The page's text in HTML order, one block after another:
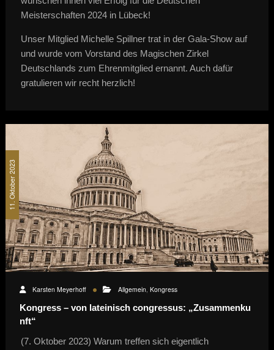
Meisterschaften 2024 in Lübeck!
Unser Mitglied Michelle Spillner trat in der Gala-Show auf
und wurde vom Vorstand des Magischen Zirkel
Deutschlands zum Ehrenmitglied ernannt. Auch dafür
gratulieren wir recht herzlich!
11. Oktober 2023
Karsten Meyerhoff Allgemein, Kongress
Kongress – von lateinisch congressus: „Zusammenku
nft“
(7. Oktober 2023) Warum treffen sich eigentlich